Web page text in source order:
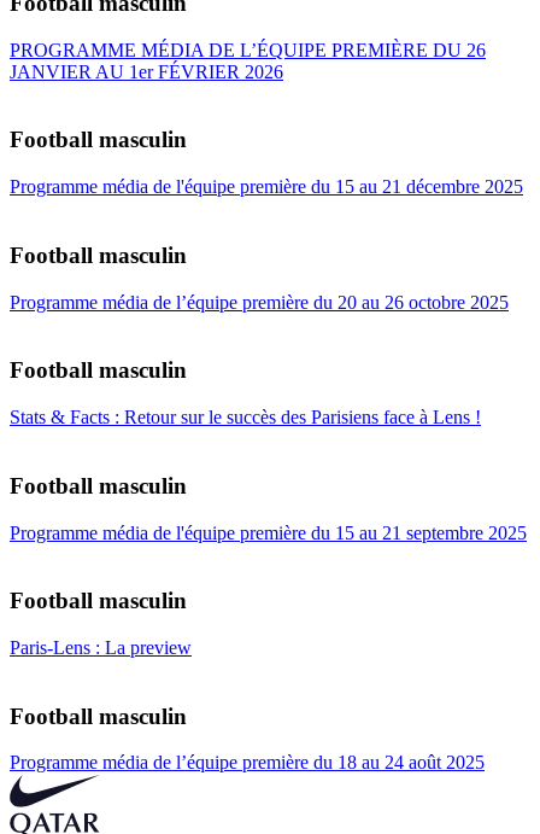
PROGRAMME MÉDIA DE L’ÉQUIPE PREMIÈRE DU 26
JANVIER AU 1er FÉVRIER 2026
Football masculin
Programme média de l'équipe première du 15 au 21 décembre 2025
Football masculin
Programme média de l’équipe première du 20 au 26 octobre 2025
Football masculin
Stats & Facts : Retour sur le succès des Parisiens face à Lens !
Football masculin
Programme média de l'équipe première du 15 au 21 septembre 2025
Football masculin
Paris-Lens : La preview
Football masculin
Programme média de l’équipe première du 18 au 24 août 2025